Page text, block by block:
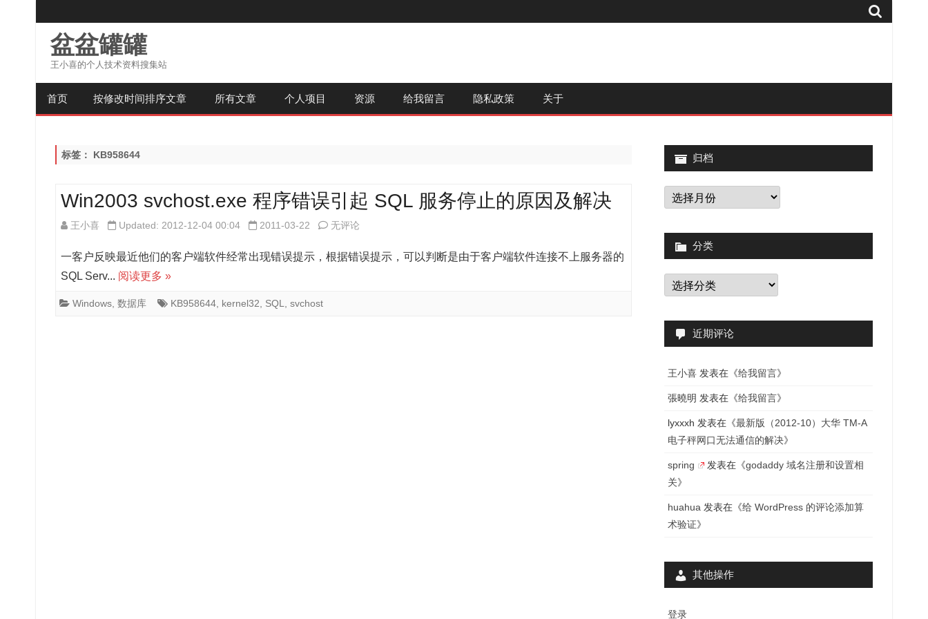
盆盆罐罐
王小喜的个人技术资料搜集站
至
首页 按修改时间排序文章 所有文章 个人项目 资源 给我留言 隐私政策 关于
标签： KB958644
Win2003 svchost.exe 程序错误引起 SQL 服务停止的原因及解决
王小喜 Updated: 2012-12-04 00:04 2011-03-22 Win2003
无评论
一客户反映最近他们的客户端软件经常出现错误提示，根据错误提示，可以判断是由于客户端软件连接不上服务器的
SQL Serv... 阅读更多 »
Windows 数据库 KB958644 kernel32 SQL svchost
归档
归
档
分类
分
类
近期评论
王小喜 发表在《给我留言》
張曉明 发表在《给我留言》
lyxxxh 发表在《最新版（2012-10）大华 TM-A
电子秤网口无法通信的解决》
spring 发表在《godaddy 域名注册和设置相
关》
huahua 发表在《给 WordPress 的评论添加算
术验证》
其他操作
登录